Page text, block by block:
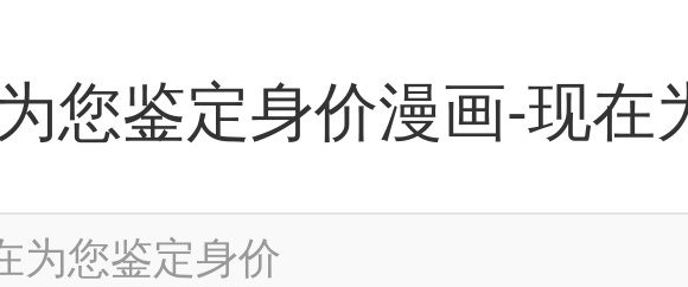
您鉴定身价漫画-现
为您鉴定身价